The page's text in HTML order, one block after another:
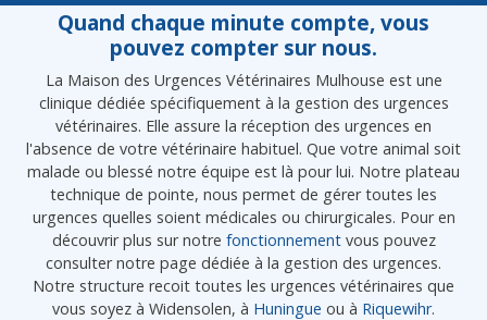
Quand chaque minute compte, vous
pouvez compter sur nous.
La Maison des Urgences Vétérinaires Mulhouse est une
clinique dédiée spécifiquement à la gestion des urgences
vétérinaires. Elle assure la réception des urgences en
l'absence de votre vétérinaire habituel. Que votre animal soit
malade ou blessé notre équipe est là pour lui. Notre plateau
technique de pointe, nous permet de gérer toutes les
urgences quelles soient médicales ou chirurgicales. Pour en
découvrir plus sur notre fonctionnementvous pouvez
consulter notre page dédiée à la gestion des urgences.
Notre structure recoit toutes les urgences vétérinaires que
vous soyez à Widensolen, à Huningue ou à Riquewihr.